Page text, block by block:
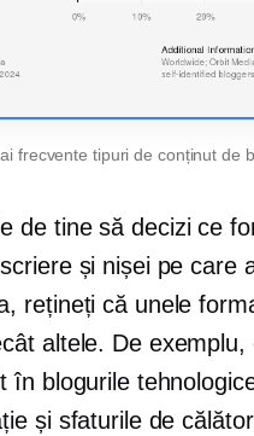
frecvente tipuri de conținut de
de tine să decizi ce
și nișei pe care
rețineți că unele
altele. De exemplu,
în blogurile
și sfaturile de